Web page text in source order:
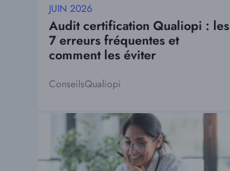
Date
mise
à
jour
JUIN 2026
Audit certification Qualiopi : les
7 erreurs fréquentes et
comment les éviter
Tags
ConseilsQualiopi
principal